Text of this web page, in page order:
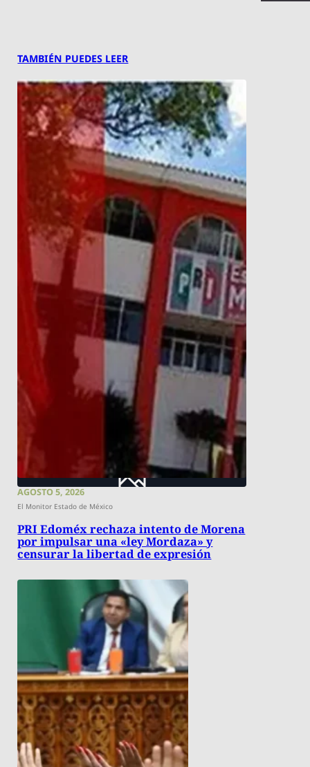
TAMBIÉN PUEDES LEER
AGOSTO 5, 2026
El Monitor Estado de México
PRI Edoméx rechaza intento de Morena
por impulsar una «ley Mordaza» y
censurar la libertad de expresión